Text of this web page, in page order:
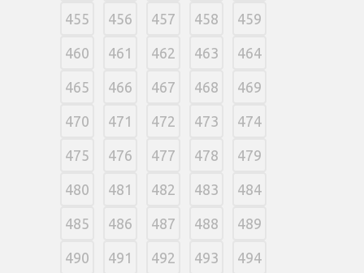
455 456 457 458 459
460 461 462 463 464
465 466 467 468 469
470 471 472 473 474
475 476 477 478 479
480 481 482 483 484
485 486 487 488 489
490 491 492 493 494